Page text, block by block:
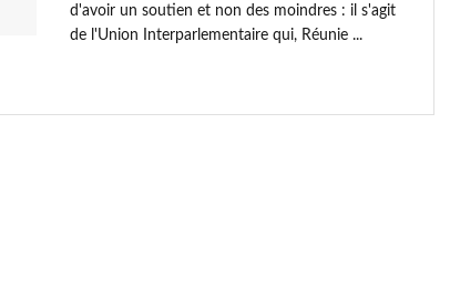
d'avoir un soutien et non des moindres : il s'agit
de l'Union Interparlementaire qui, Réunie ...